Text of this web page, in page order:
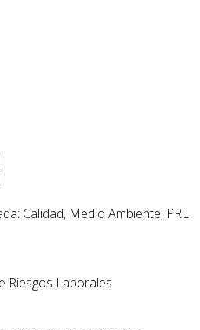
Calidad, Medio Ambiente, PRL
Riesgos Laborales